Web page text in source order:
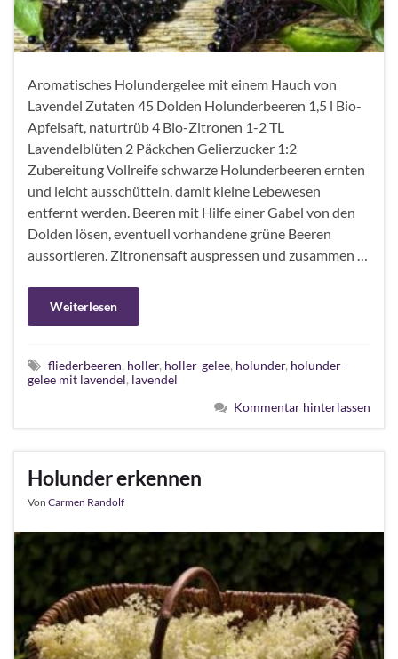
Aromatisches Holundergelee mit einem Hauch von
Lavendel Zutaten 45 Dolden Holunderbeeren 1,5 l Bio-
Apfelsaft, naturtrüb 4 Bio-Zitronen 1-2 TL
Lavendelblüten 2 Päckchen Gelierzucker 1:2
Zubereitung Vollreife schwarze Holunderbeeren ernten
und leicht ausschütteln, damit kleine Lebewesen
entfernt werden. Beeren mit Hilfe einer Gabel von den
Dolden lösen, eventuell vorhandene grüne Beeren
aussortieren. Zitronensaft auspressen und zusammen …
Weiterlesen
fliederbeeren, holler, holler-gelee, holunder, holunder-
gelee mit lavendel, lavendel
Kommentar hinterlassen
Holunder erkennen
Von Carmen Randolf